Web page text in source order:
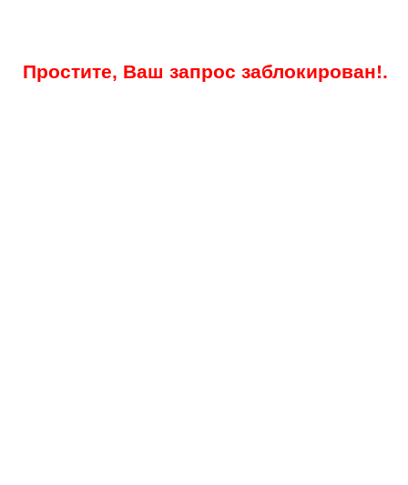
Простите, Ваш запрос заблокирован!.